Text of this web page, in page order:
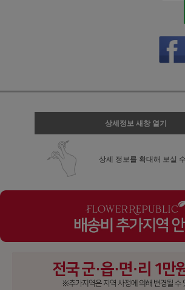
상세정보 새창 열기
상세 정보를 확대해 보실